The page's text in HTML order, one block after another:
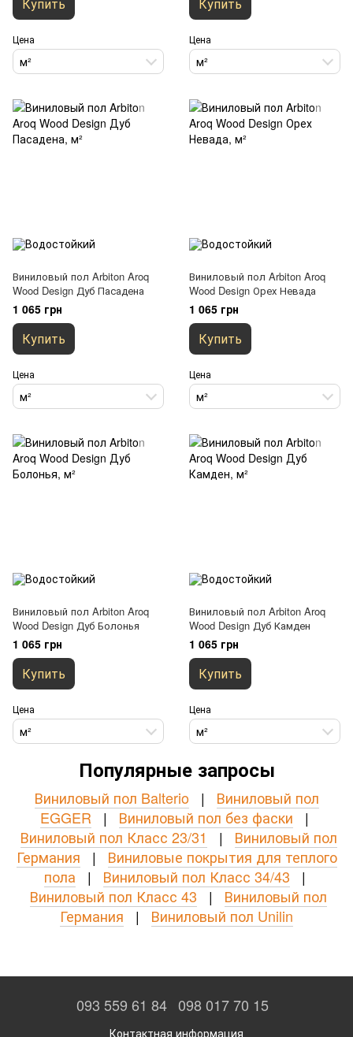
Цена
м²
Цена
м²
Виниловый пол Arbiton Aroq
Wood Design Дуб Пасадена
1 065 грн
Купить
Цена
м²
Виниловый пол Arbiton Aroq
Wood Design Орех Невада
1 065 грн
Купить
Цена
м²
Виниловый пол Arbiton Aroq
Wood Design Дуб Болонья
1 065 грн
Купить
Цена
м²
Виниловый пол Arbiton Aroq
Wood Design Дуб Камден
1 065 грн
Купить
Цена
м²
Популярные запросы
Виниловый пол Balterio| Виниловый пол
EGGER | Виниловый пол без фаски |
Виниловый пол Класс 23/31 | Виниловый пол
Германия | Виниловые покрытия для теплого
пола | Виниловый пол Класс 34/43 |
Виниловый пол Класс 43 | Виниловый пол
Германия | Виниловый пол Unilin
093 559 61 84 098 017 70 15
Контактная информация